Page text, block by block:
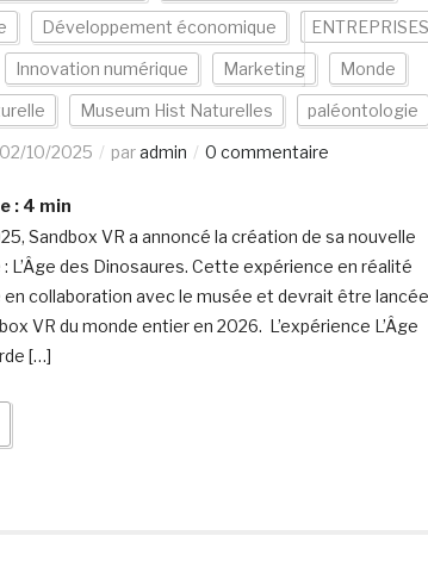
Développement économique ENTREPRISES
Innovation numérique Marketing Monde
Museum Hist Naturelles paléontologie
02/10/2025 paradmin 0 commentaire
: 4 min
Sandbox VR a annoncé la création de sa nouvelle
L’Âge des Dinosaures. Cette expérience en réalité
collaboration avec le musée et devrait être lancée
VR du monde entier en 2026. L’expérience L’Âge
[…]